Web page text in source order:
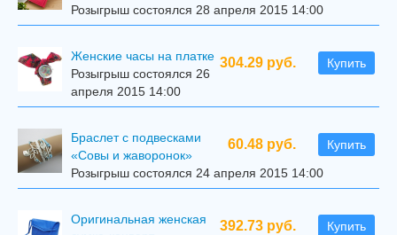
Розыгрыш состоялся 28 апреля 2015 14:00
304.29 руб. Купить
Женские часы на платке
Розыгрыш состоялся 26
апреля 2015 14:00
60.48 руб. Купить
Браслет с подвесками
«Совы и жаворонок»
Розыгрыш состоялся 24 апреля 2015 14:00
392.73 руб. Купить
Оригинальная женская